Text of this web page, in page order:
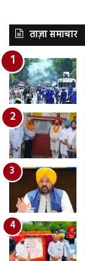
ताज़ा समाचार